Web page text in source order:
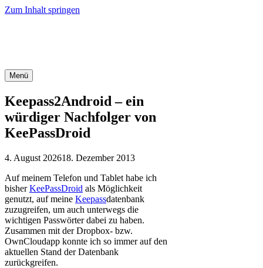
Zum Inhalt springen
Menü
Keepass2Android – ein
würdiger Nachfolger von
KeePassDroid
4. August 202618. Dezember 2013
Auf meinem Telefon und Tablet habe ich
bisherKeePassDroid als Möglichkeit
genutzt, auf meine Keepassdatenbank
zuzugreifen, um auch unterwegs die
wichtigen Passwörter dabei zu haben.
Zusammen mit der Dropbox- bzw.
OwnCloudapp konnte ich so immer auf den
aktuellen Stand der Datenbank
zurückgreifen.